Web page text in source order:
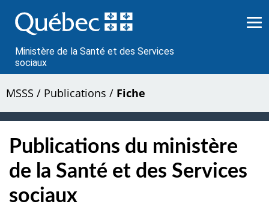
au
contenu
Ministère de la Santé et des Services
sociaux
MSSS / Publications / Fiche
Publications du ministère
de la Santé et des Services
sociaux